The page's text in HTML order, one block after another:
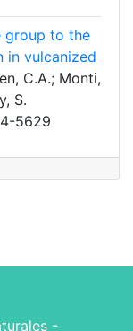
group to the
in vulcanized
C.A.; Monti,
S.
5629
-